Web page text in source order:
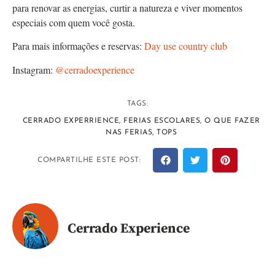
para renovar as energias, curtir a natureza e viver momentos
especiais com quem você gosta.
Para mais informações e reservas: Day use country club
Instagram: @cerradoexperience
TAGS:
CERRADO EXPERRIENCE, FERIAS ESCOLARES, O QUE FAZER
NAS FERIAS, TOPS
COMPARTILHE ESTE POST:
Cerrado Experience